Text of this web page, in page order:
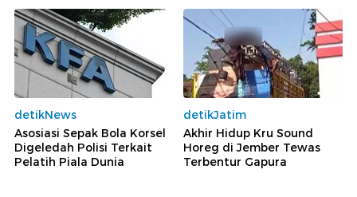
detikNews
Asosiasi Sepak Bola Korsel
Digeledah Polisi Terkait
Pelatih Piala Dunia
detikJatim
Akhir Hidup Kru Sound
Horeg di Jember Tewas
Terbentur Gapura